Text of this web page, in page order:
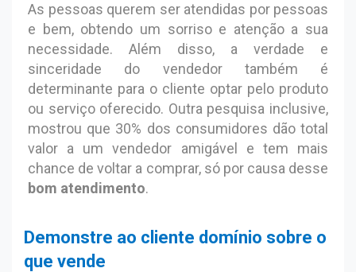
As pessoas querem ser atendidas por pessoas
e bem, obtendo um sorriso e atenção a sua
necessidade. Além disso, a verdade e
sinceridade do vendedor também é
determinante para o cliente optar pelo produto
ou serviço oferecido. Outra pesquisa inclusive,
mostrou que 30% dos consumidores dão total
valor a um vendedor amigável e tem mais
chance de voltar a comprar, só por causa desse
bom atendimento.
Demonstre ao cliente domínio sobre o
que vende